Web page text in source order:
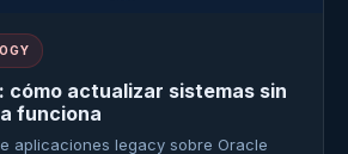
cómo actualizar sistemas sin
funciona
aplicaciones legacy sobre Oracle